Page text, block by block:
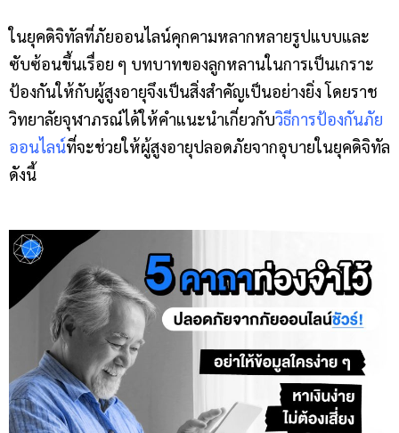
ในยุคดิจิทัลที่ภัยออนไลน์คุกคามหลากหลายรูปแบบและ
ซับซ้อนขึ้นเรื่อย ๆ บทบาทของลูกหลานในการเป็นเกราะ
ป้องกันให้กับผู้สูงอายุจึงเป็นสิ่งสำคัญเป็นอย่างยิ่ง โดยราช
วิทยาลัยจุฬาภรณ์ได้ให้คำแนะนำเกี่ยวกับวิธีการป้องกันภัย
ออนไลน์ที่จะช่วยให้ผู้สูงอายุปลอดภัยจากอุบายในยุคดิจิทัล
ดังนี้